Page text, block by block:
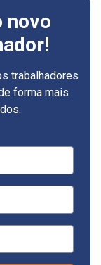
novo
trabalhadores
forma mais